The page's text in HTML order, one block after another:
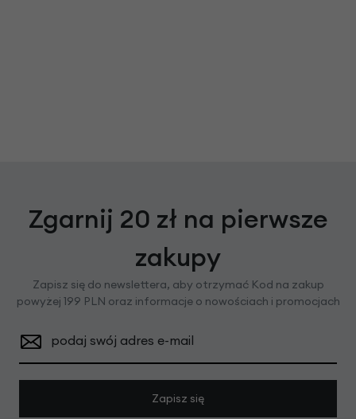
Zgarnij 20 zł na pierwsze
zakupy
Zapisz się do newslettera, aby otrzymać Kod na zakup
powyżej 199 PLN oraz informacje o nowościach i promocjach
podaj swój adres e-mail
Zapisz się